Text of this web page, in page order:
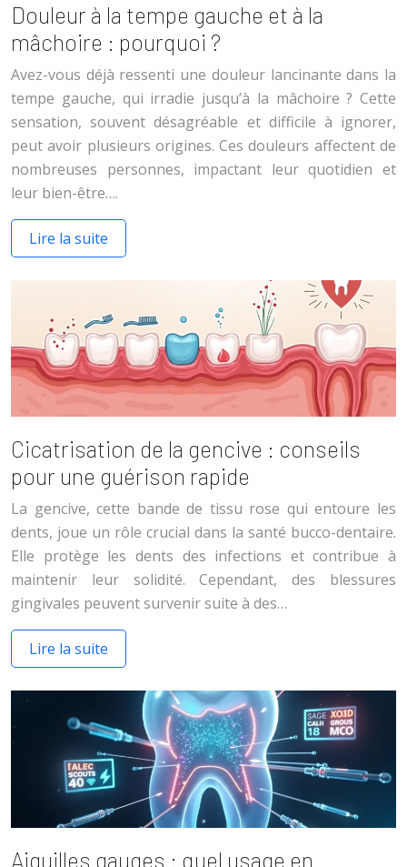
Douleur à la tempe gauche et à la
mâchoire : pourquoi ?
Avez-vous déjà ressenti une douleur lancinante dans la
tempe gauche, qui irradie jusqu’à la mâchoire ? Cette
sensation, souvent désagréable et difficile à ignorer,
peut avoir plusieurs origines. Ces douleurs affectent de
nombreuses personnes, impactant leur quotidien et
leur bien-être….
Lire la suite
Cicatrisation de la gencive : conseils
pour une guérison rapide
La gencive, cette bande de tissu rose qui entoure les
dents, joue un rôle crucial dans la santé bucco-dentaire.
Elle protège les dents des infections et contribue à
maintenir leur solidité. Cependant, des blessures
gingivales peuvent survenir suite à des…
Lire la suite
Aiguilles gauges : quel usage en